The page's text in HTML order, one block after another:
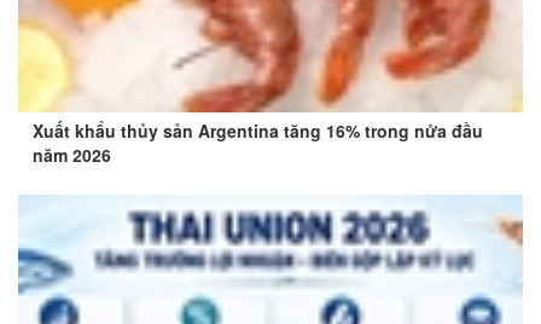
Xuất khẩu thủy sản Argentina tăng 16% trong nửa đầu
năm 2026